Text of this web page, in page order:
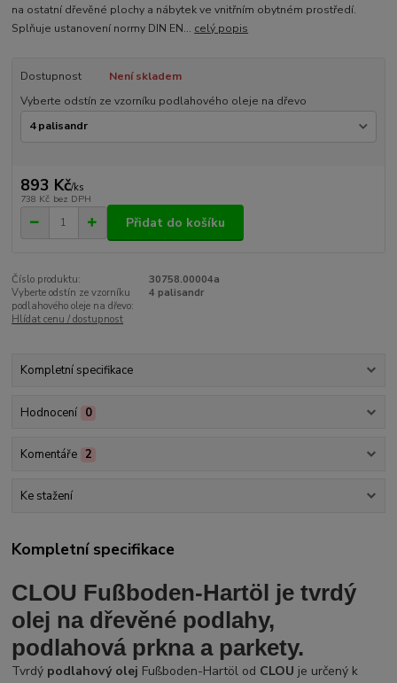
na ostatní dřevěné plochy a nábytek ve vnitřním obytném prostředí.
Splňuje ustanovení normy DIN EN... celý popis
Dostupnost
Není skladem
Vyberte odstín ze vzorníku podlahového oleje na dřevo
893 Kč/ks
738 Kč bez DPH
Přidat do košíku
Číslo produktu:
30758.00004a
Vyberte odstín ze vzorníku
podlahového oleje na dřevo:
4 palisandr
Hlídat cenu / dostupnost
Kompletní specifikace
Hodnocení 0
Komentáře 2
Ke stažení
Kompletní specifikace
CLOU Fußboden-Hartöl je tvrdý
olej na dřevěné podlahy,
podlahová prkna a parkety.
Tvrdý podlahový olej Fußboden-Hartöl od CLOU je určený k